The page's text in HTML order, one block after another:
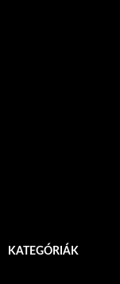
KATEGÓRIÁK